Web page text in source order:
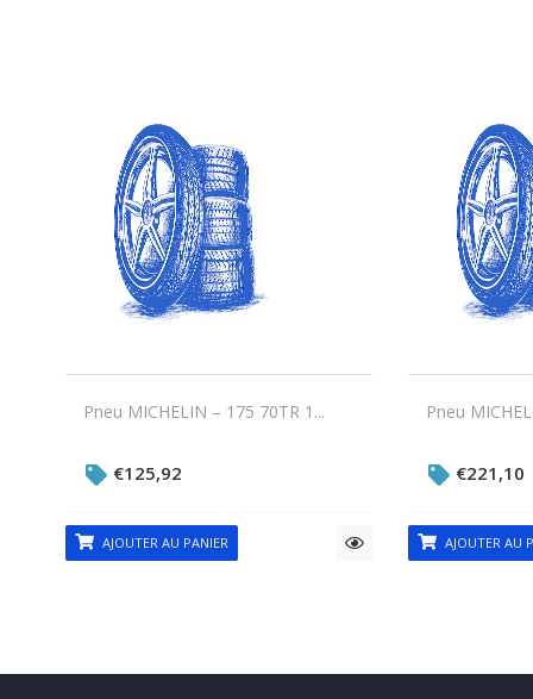
Pneu MICHELIN – 175 70TR 1...
€125,92
AJOUTER AU PANIER
Pneu
€221,10
AJOUTER AU